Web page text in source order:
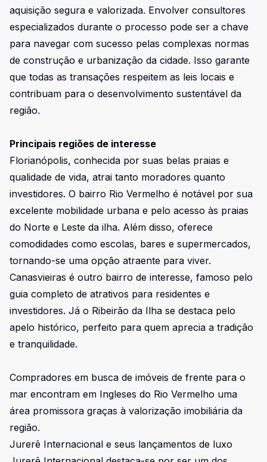
aquisição segura e valorizada. Envolver consultores
especializados durante o processo pode ser a chave
para navegar com sucesso pelas complexas normas
de construção e urbanização da cidade. Isso garante
que todas as transações respeitem as leis locais e
contribuam para o desenvolvimento sustentável da
região.
Principais regiões de interesse
Florianópolis, conhecida por suas belas praias e
qualidade de vida, atrai tanto moradores quanto
investidores. O bairro Rio Vermelho é notável por sua
excelente mobilidade urbana e pelo acesso às praias
do Norte e Leste da ilha. Além disso, oferece
comodidades como escolas, bares e supermercados,
tornando-se uma opção atraente para viver.
Canasvieiras é outro bairro de interesse, famoso pelo
guia completo de atrativos para residentes e
investidores. Já o Ribeirão da Ilha se destaca pelo
apelo histórico, perfeito para quem aprecia a tradição
e tranquilidade.
Compradores em busca de imóveis de frente para o
mar encontram em Ingleses do Rio Vermelho uma
área promissora graças à valorização imobiliária da
região.
Jurerê Internacional e seus lançamentos de luxo